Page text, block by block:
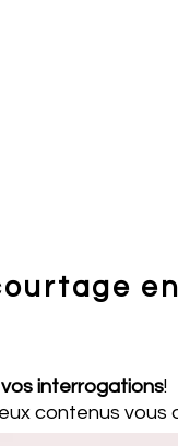
interrogations!
contenus vous